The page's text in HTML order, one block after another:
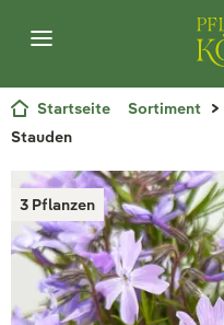
Startseite Sortiment
Stauden
3 Pflanzen